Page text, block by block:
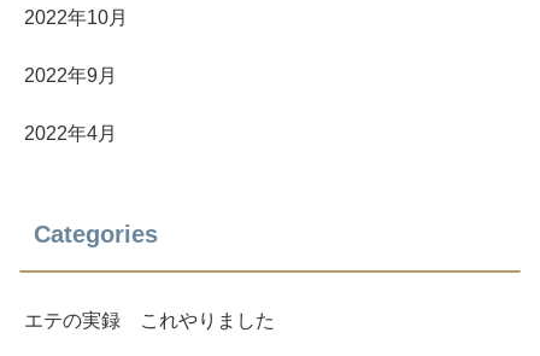
2022年10月
2022年9月
2022年4月
Categories
エテの実録 これやりました